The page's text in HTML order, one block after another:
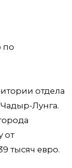
по
отдела
Лунга.
от
тысяч евро.